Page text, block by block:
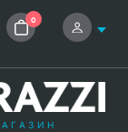
0